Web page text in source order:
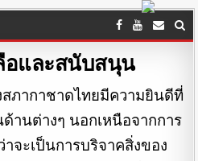
อและสนับสนุน
สภากาชาดไทยมีความยินดีที่
านต่างๆ นอกเหนือจากการ
าจะเป็นการบริจาคสิ่งของ